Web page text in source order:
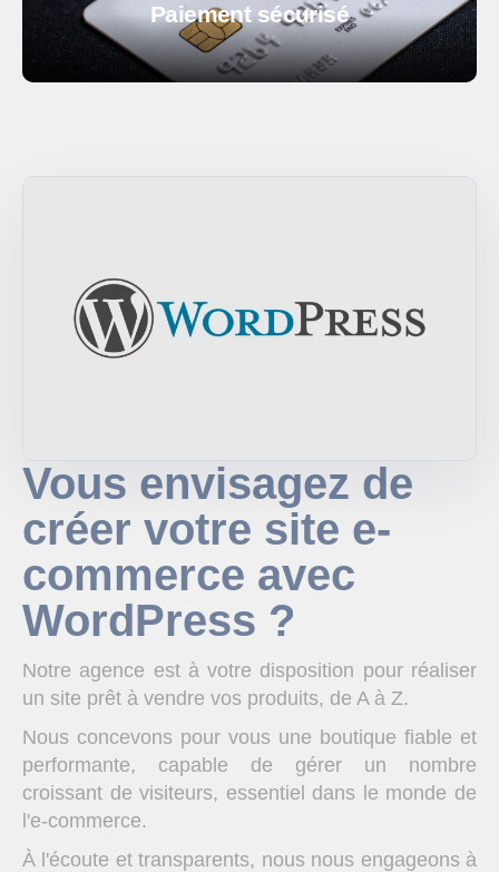
Paiement sécurisé
Vous envisagez de
créer votre site e-
commerce avec
WordPress ?
Notre agence est à votre disposition pour réaliser
un site prêt à vendre vos produits, de A à Z.
Nous concevons pour vous une boutique fiable et
performante, capable de gérer un nombre
croissant de visiteurs, essentiel dans le monde de
l'e-commerce.
À l'écoute et transparents, nous nous engageons à